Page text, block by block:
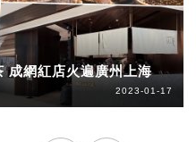
成網紅店火遍廣州上海
2023-01-17